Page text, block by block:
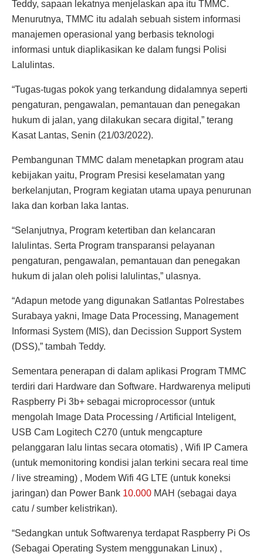
Teddy, sapaan lekatnya menjelaskan apa itu TMMC.
Menurutnya, TMMC itu adalah sebuah sistem informasi
manajemen operasional yang berbasis teknologi
informasi untuk diaplikasikan ke dalam fungsi Polisi
Lalulintas.
“Tugas-tugas pokok yang terkandung didalamnya seperti
pengaturan, pengawalan, pemantauan dan penegakan
hukum di jalan, yang dilakukan secara digital,” terang
Kasat Lantas, Senin (21/03/2022).
Pembangunan TMMC dalam menetapkan program atau
kebijakan yaitu, Program Presisi keselamatan yang
berkelanjutan, Program kegiatan utama upaya penurunan
laka dan korban laka lantas.
“Selanjutnya, Program ketertiban dan kelancaran
lalulintas. Serta Program transparansi pelayanan
pengaturan, pengawalan, pemantauan dan penegakan
hukum di jalan oleh polisi lalulintas,” ulasnya.
“Adapun metode yang digunakan Satlantas Polrestabes
Surabaya yakni, Image Data Processing, Management
Informasi System (MIS), dan Decission Support System
(DSS),” tambah Teddy.
Sementara penerapan di dalam aplikasi Program TMMC
terdiri dari Hardware dan Software. Hardwarenya meliputi
Raspberry Pi 3b+ sebagai microprocessor (untuk
mengolah Image Data Processing / Artificial Inteligent,
USB Cam Logitech C270 (untuk mengcapture
pelanggaran lalu lintas secara otomatis) , Wifi IP Camera
(untuk memonitoring kondisi jalan terkini secara real time
/ live streaming) , Modem Wifi 4G LTE (untuk koneksi
jaringan) dan Power Bank 10.000 MAH (sebagai daya
catu / sumber kelistrikan).
“Sedangkan untuk Softwarenya terdapat Raspberry Pi Os
(Sebagai Operating System menggunakan Linux) ,